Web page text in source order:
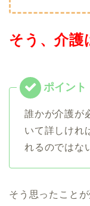
そう、介護
誰かが介護が
いて詳しけれ
れるのではな
そう思ったこと